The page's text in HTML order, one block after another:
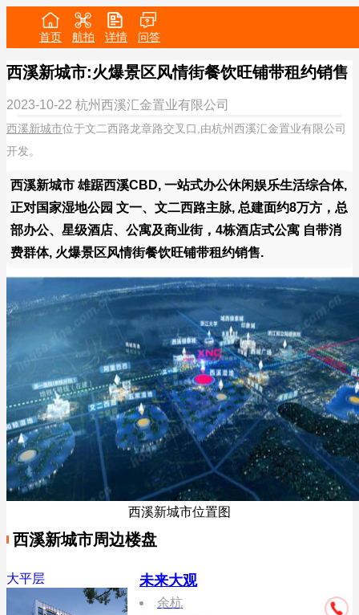
首页 航拍 详情 问答
西溪新城市:火爆景区风情街餐饮旺铺带租约销售
2023-10-22 杭州西溪汇金置业有限公司
西溪新城市位于文二西路龙章路交叉口,由杭州西溪汇金置业有限公司
开发。
西溪新城市 雄踞西溪CBD, 一站式办公休闲娱乐生活综合体,
正对国家湿地公园 文一、文二西路主脉, 总建面约8万方，总
部办公、星级酒店、公寓及商业街，4栋酒店式公寓 自带消
费群体, 火爆景区风情街餐饮旺铺带租约销售.
西溪新城市位置图
西溪新城市周边楼盘
大平层 未来大观
余杭